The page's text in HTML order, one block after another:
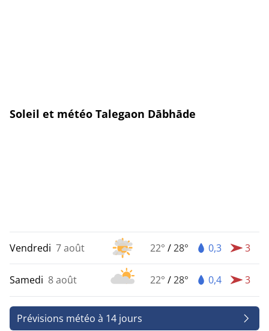
Soleil et météo Talegaon Dābhāde
Vendredi 7 août 22° /28° 0,3 3
Samedi 8 août 22° /28° 0,4 3
Prévisions météo à 14 jours